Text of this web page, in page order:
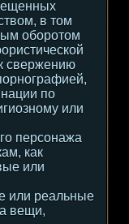
в том
оборотом
свержению
по
или
персонажа
как
или
или реальные
вещи,